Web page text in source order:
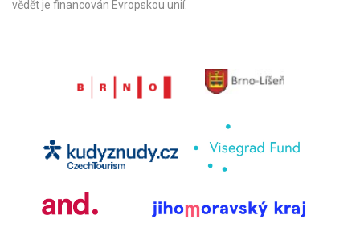
vědět je financován Evropskou unií.